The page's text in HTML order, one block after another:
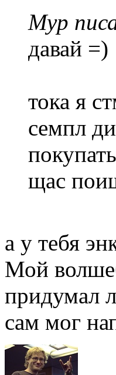
Myp
давай =)
тока я
семпл
щас
а у тебя
Мой
придумал
сам мог